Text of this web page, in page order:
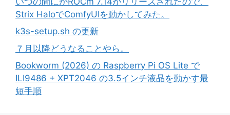
Strix HaloでComfyUIを動かしてみた。
k3s-setup.sh の更新
７月以降どうなることやら。
Bookworm (2026) の Raspberry Pi OS Lite で
ILI9486 + XPT2046 の3.5インチ液晶を動かす最
短手順